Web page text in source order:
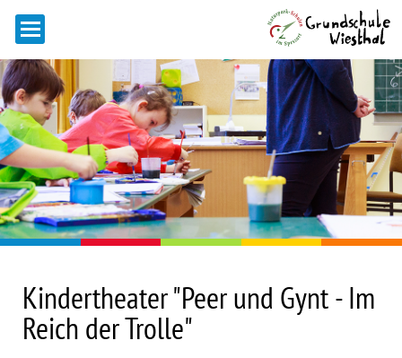
Kindertheater "Peer und Gynt - Im
Reich der Trolle"